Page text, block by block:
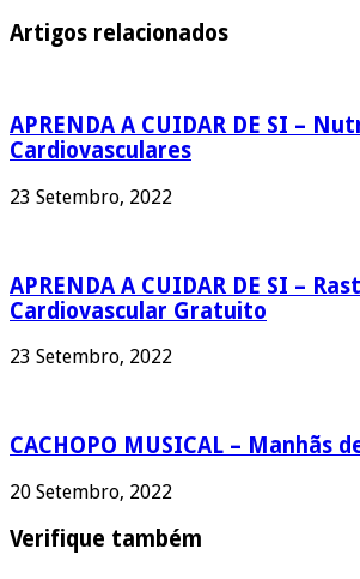
Artigos relacionados
APRENDA A CUIDAR DE SI –
Cardiovasculares
23 Setembro, 2022
APRENDA A CUIDAR DE SI –
Cardiovascular Gratuito
23 Setembro, 2022
CACHOPO MUSICAL – Manhãs
20 Setembro, 2022
Verifique também